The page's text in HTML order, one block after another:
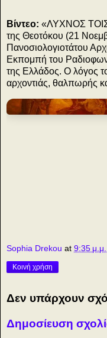
Βίντεο: «ΛΥΧΝΟΣ ΤΟΙΣ
της Θεοτόκου (21
Πανοσιολογιοτάτου
Εκπομπή του
της Ελλάδος. Ο λόγος
αρχοντιάς, θαλπωρής
Sophia Drekou at 9:35 μ.μ.
Κοινή χρήση
Δεν υπάρχουν
Δημοσίευση